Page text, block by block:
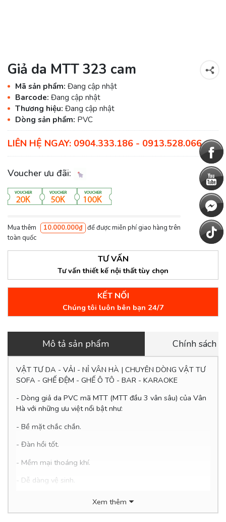
Giả da MTT 323 cam
Mã sản phẩm: Đang cập nhật
Barcode: Đang cập nhật
Thương hiệu: Đang cập nhật
Dòng sản phẩm: PVC
LIÊN HỆ NGAY: 0904.333.186 - 0913.528.066
Voucher ưu đãi:
Mua thêm 10.000.000₫ để được miễn phí giao hàng trên
toàn quốc
TƯ VẤN
Tư vấn thiết kế nội thất tùy chọn
KẾT NỐI
Chúng tôi luôn bên bạn 24/7
Mô tả sản phẩm Chính sách
VẬT TƯ DA - VẢI - NỈ VÂN HÀ | CHUYÊN DÒNG VẬT TƯ
SOFA - GHẾ ĐỆM - GHẾ Ô TÔ - BAR - KARAOKE
- Dòng giả da PVC mã MTT (MTT đầu 3 vân sâu) của Vân
Hà với những ưu việt nổi bật như:
- Bề mặt chắc chắn.
- Đàn hồi tốt.
- Mềm mại thoáng khí.
- Dễ dàng vệ sinh.
- Thân thiện với môi trường.
- Giá siêu hợp lý chỉ 9x.000đ/mét
Xem thêm